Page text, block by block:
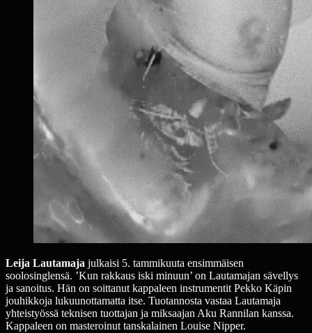
Leija Lautamaja julkaisi 5. tammikuuta ensimmäisen
soolosinglensä. ’Kun rakkaus iski minuun’ on Lautamajan sävellys
ja sanoitus. Hän on soittanut kappaleen instrumentit Pekko Käpin
jouhikkoja lukuunottamatta itse. Tuotannosta vastaa Lautamaja
yhteistyössä teknisen tuottajan ja miksaajan Aku Rannilan kanssa.
Kappaleen on masteroinut tanskalainen Louise Nipper.